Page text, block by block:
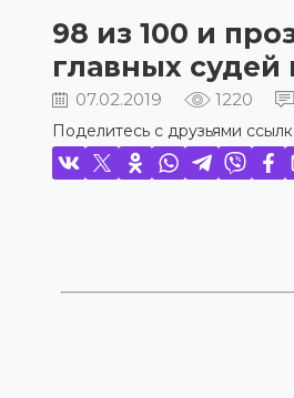
98 из 100 и
главных
07.02.2019 1220
Поделитесь с друзьями